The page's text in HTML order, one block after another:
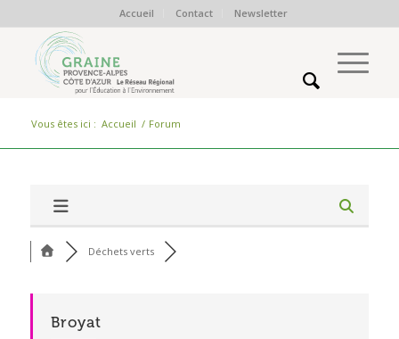
Accueil Contact Newsletter
Vous êtes ici : Accueil / Forum
Déchets verts
Broyat